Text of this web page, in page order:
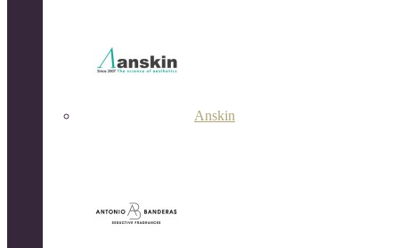
Anskin